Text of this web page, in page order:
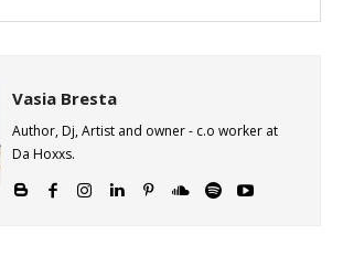
Vasia Bresta
Author, Dj, Artist and owner - c.o worker at
Da Hoxxs.